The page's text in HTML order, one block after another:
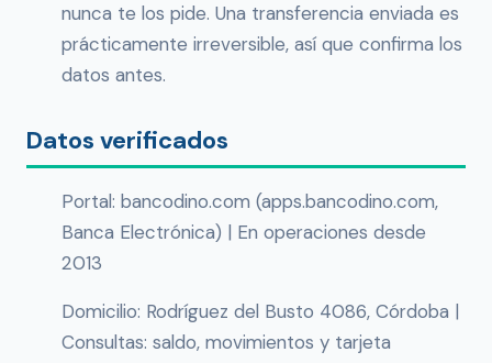
nunca te los pide. Una transferencia enviada es
prácticamente irreversible, así que confirma los
datos antes.
Datos verificados
Portal: bancodino.com (apps.bancodino.com,
Banca Electrónica) | En operaciones desde
2013
Domicilio: Rodríguez del Busto 4086, Córdoba |
Consultas: saldo, movimientos y tarjeta